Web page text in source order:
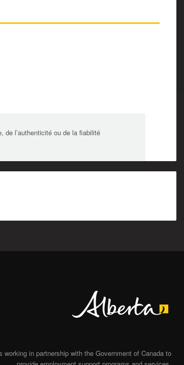
de l’authenticité ou de la fiabilité
working in partnership with the Government of Canada to